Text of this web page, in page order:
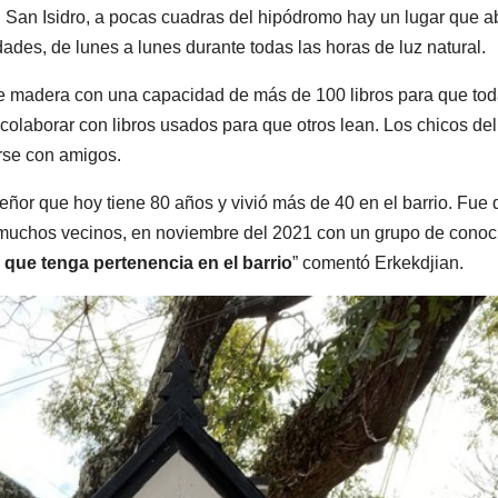
Isidro, a pocas cuadras del hipódromo hay un lugar que
de lunes a lunes durante todas las horas de luz natural.
madera con una capacidad de más de 100 libros para que
con libros usados para que otros lean. Los chicos del
con amigos.
que hoy tiene 80 años y vivió más de 40 en el barrio. Fue
vecinos, en noviembre del 2021 con un grupo de
tenga pertenencia en el barrio” comentó Erkekdjian.